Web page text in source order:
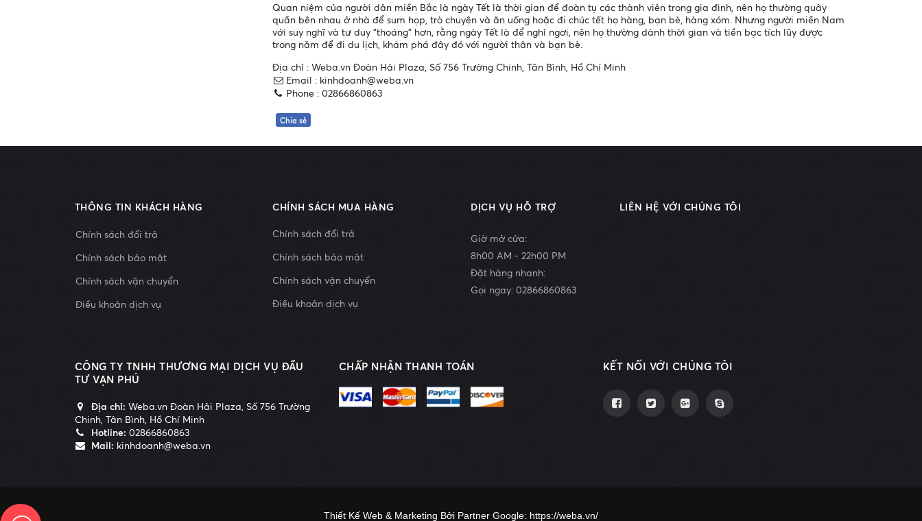
Quan niệm của người dân miền Bắc là ngày Tết là thời gian để đoàn tụ các thành viên trong gia đình, nên họ thường quây
quần bên nhau ở nhà để sum họp, trò chuyện và ăn uống hoặc đi chúc tết họ hàng, bạn bè, hàng xóm. Nhưng người miền Nam
với suy nghĩ và tư duy "thoáng" hơn, rằng ngày Tết là để nghỉ ngơi, nên họ thường dành thời gian và tiền bạc tích lũy được
trong năm để đi du lịch, khám phá đây đó với người thân và bạn bè.
Địa chỉ : Weba.vn Đoàn Hải Plaza, Số 756 Trường Chinh, Tân Bình, Hồ Chí Minh
Email : kinhdoanh@weba.vn
Phone : 02866860863
Chia sẻ
THÔNG TIN KHÁCH HÀNG
Chính sách đổi trả
Chính sách bảo mật
Chính sách vận chuyển
Điều khoản dịch vụ
CHÍNH SÁCH MUA HÀNG
Chính sách đổi trả
Chính sách bảo mật
Chính sách vận chuyển
Điều khoản dịch vụ
DỊCH VỤ HỖ TRỢ
Giờ mở cửa:
8h00 AM - 22h00 PM
Đặt hàng nhanh:
Gọi ngay: 02866860863
LIÊN HỆ VỚI CHÚNG TÔI
CÔNG TY TNHH THƯƠNG MẠI DỊCH VỤ ĐẦU
TƯ VẠN PHÚ
Địa chỉ: Weba.vn Đoàn Hải Plaza, Số 756 Trường
Chinh, Tân Bình, Hồ Chí Minh
Hotline: 02866860863
Mail: kinhdoanh@weba.vn
CHẤP NHẬN THANH TOÁN KẾT NỐI VỚI CHÚNG TÔI
Thiết Kế Web & Marketing Bởi Partner Google: https://weba.vn/